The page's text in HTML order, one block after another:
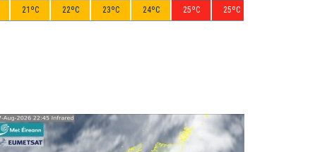
21ºC
22ºC
23ºC
24ºC
25ºC
25ºC